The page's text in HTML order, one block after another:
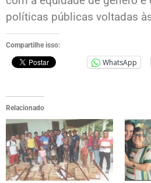
políticas públicas voltadas
Compartilhe isso:
WhatsApp
Relacionado